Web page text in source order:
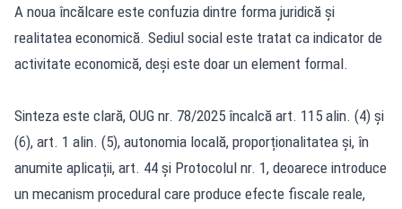
A noua încălcare este confuzia dintre forma juridică și
realitatea economică. Sediul social este tratat ca indicator de
activitate economică, deși este doar un element formal.
Sinteza este clară, OUG nr. 78/2025 încalcă art. 115 alin. (4) și
(6), art. 1 alin. (5), autonomia locală, proporționalitatea și, în
anumite aplicații, art. 44 și Protocolul nr. 1, deoarece introduce
un mecanism procedural care produce efecte fiscale reale,